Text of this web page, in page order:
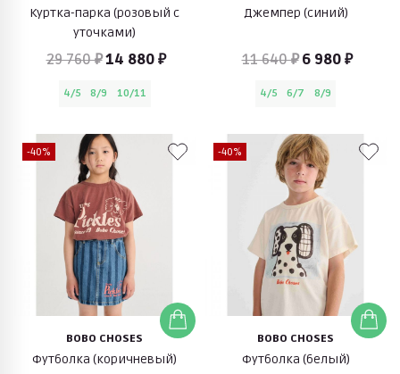
Куртка-парка (розовый с
уточками)
29 760 ₽14 880 ₽
4/5 8/9 10/11
Джемпер (синий)
11 640 ₽ 6 980 ₽
4/5 6/7 8/9
-40%
BOBO CHOSES
Футболка (коричневый)
-40%
BOBO CHOSES
Футболка (белый)